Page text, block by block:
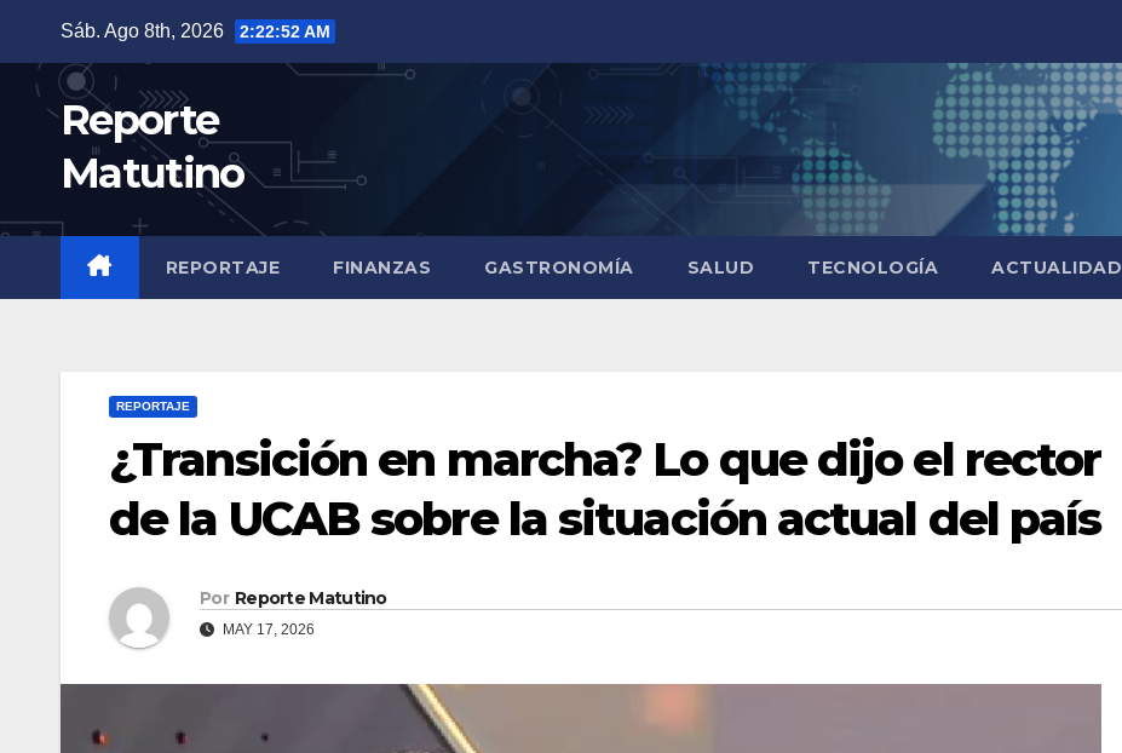
contenido
Sáb. Ago 8th, 2026 2:22:53 AM
Reporte
Matutino
REPORTAJE FINANZAS GASTRONOMÍA SALUD TECNOLOGÍA ACTUALIDAD
REPORTAJE
¿Transición en marcha? Lo que dijo el rector
de la UCAB sobre la situación actual del país
Por Reporte Matutino
MAY 17, 2026